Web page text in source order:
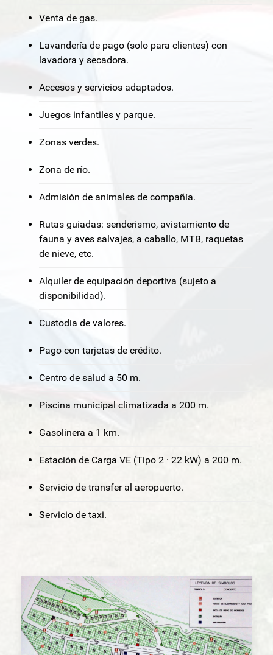
Venta de gas.
Lavandería de pago (solo para clientes) con
lavadora y secadora.
Accesos y servicios adaptados.
Juegos infantiles y parque.
Zonas verdes.
Zona de río.
Admisión de animales de compañía.
Rutas guiadas: senderismo, avistamiento de
fauna y aves salvajes, a caballo, MTB, raquetas
de nieve, etc.
Alquiler de equipación deportiva (sujeto a
disponibilidad).
Custodia de valores.
Pago con tarjetas de crédito.
Centro de salud a 50 m.
Piscina municipal climatizada a 200 m.
Gasolinera a 1 km.
Estación de Carga VE (Tipo 2 · 22 kW) a 200 m.
Servicio de transfer al aeropuerto.
Servicio de taxi.